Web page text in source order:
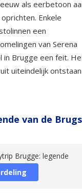
als eerbetoon
Enkele
een
van Serena
in Brugge een feit.
uiteindelijk
van de
Brugge: legende